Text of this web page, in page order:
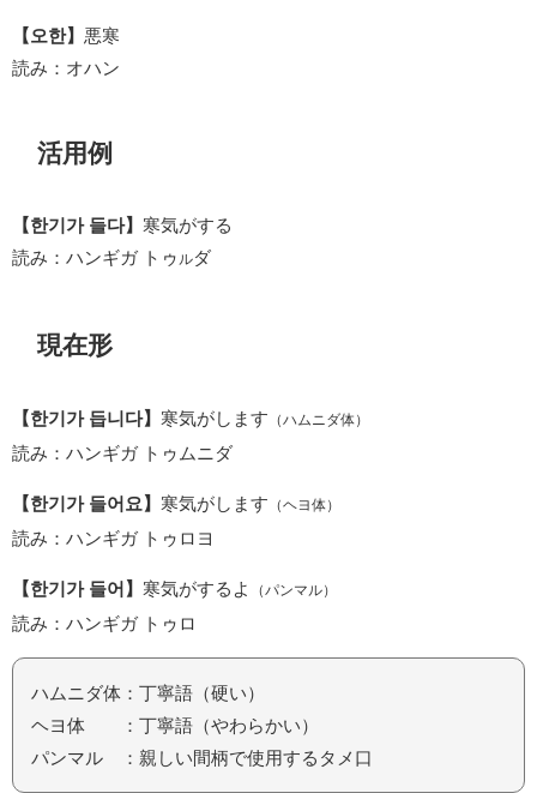
【오한】 悪寒
読み：オハン
活用例
【한기가 들다】 寒気がする
読み：ハンギガ トゥ ルダ
現在形
【한기가 듭니다】 寒気がします （ハムニダ体）
読み：ハンギガ トゥムニダ
【한기가 들어요】 寒気がします （ヘヨ体）
読み：ハンギガ トゥロヨ
【한기가 들어】 寒気がするよ （パンマル）
読み：ハンギガ トゥロ
ハムニダ体：丁寧語（硬い）
ヘヨ体 ：丁寧語（やわらかい）
パンマル ：親しい間柄で使用するタメ口